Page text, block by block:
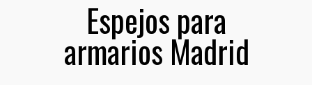
Espejos para
armarios Madrid